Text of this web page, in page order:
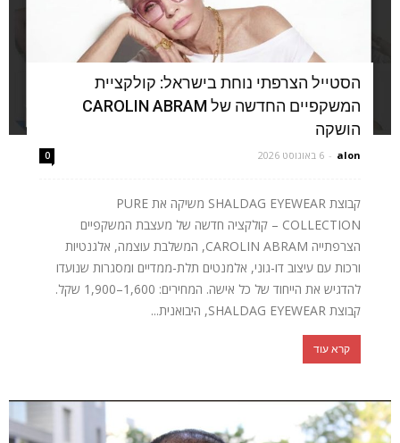
הסטייל הצרפתי נוחת בישראל: קולקציית
המשקפיים החדשה של CAROLIN ABRAM
הושקה
alon
- 6 באוגוסט 2026 0
קבוצת SHALDAG EYEWEAR משיקה את PURE
COLLECTION – קולקציה חדשה של מעצבת המשקפיים
הצרפתייה CAROLIN ABRAM, המשלבת עוצמה, אלגנטיות
ורכות עם עיצוב דו-גוני, אלמנטים תלת-ממדיים ומסגרות שנועדו
להדגיש את הייחוד של כל אישה. המחירים: 1,600–1,900 שקל.
קבוצת SHALDAG EYEWEAR, היבואנית...
קרא עוד